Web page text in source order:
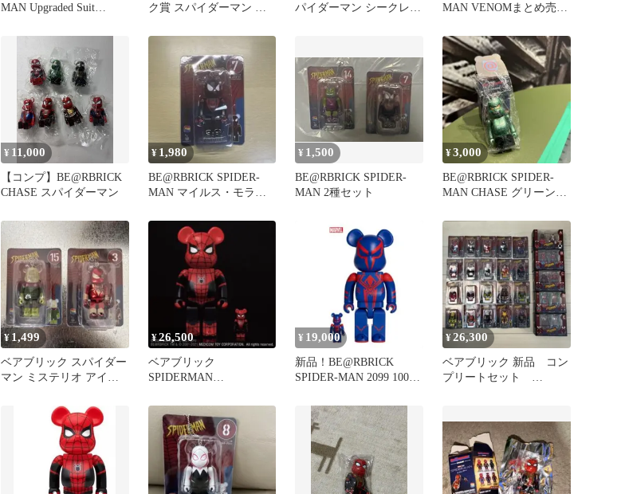
MAN Upgraded Suit
ク賞 スパイダーマン キ
パイダーマン シークレッ
MAN VENOMまとめ売り
¥ 11,000
【コンプ】BE@RBRICK
CHASE スパイダーマン
¥ 1,980
BE@RBRICK SPIDER-
MAN マイルス・モラレ
¥ 1,500
BE@RBRICK SPIDER-
MAN 2種セット
¥3,000
BE@RBRICK SPIDER-
MAN CHASE グリーンゴ
¥1,499
ベアブリック スパイダー
マン ミステリオ アイア
¥26,500
ベアブリック
SPIDERMAN
100%&400%
¥ 19,000
新品！BE@RBRICK
SPIDER-MAN 2099 100%
¥26,300
ベアブリック 新品 コン
プリートセット